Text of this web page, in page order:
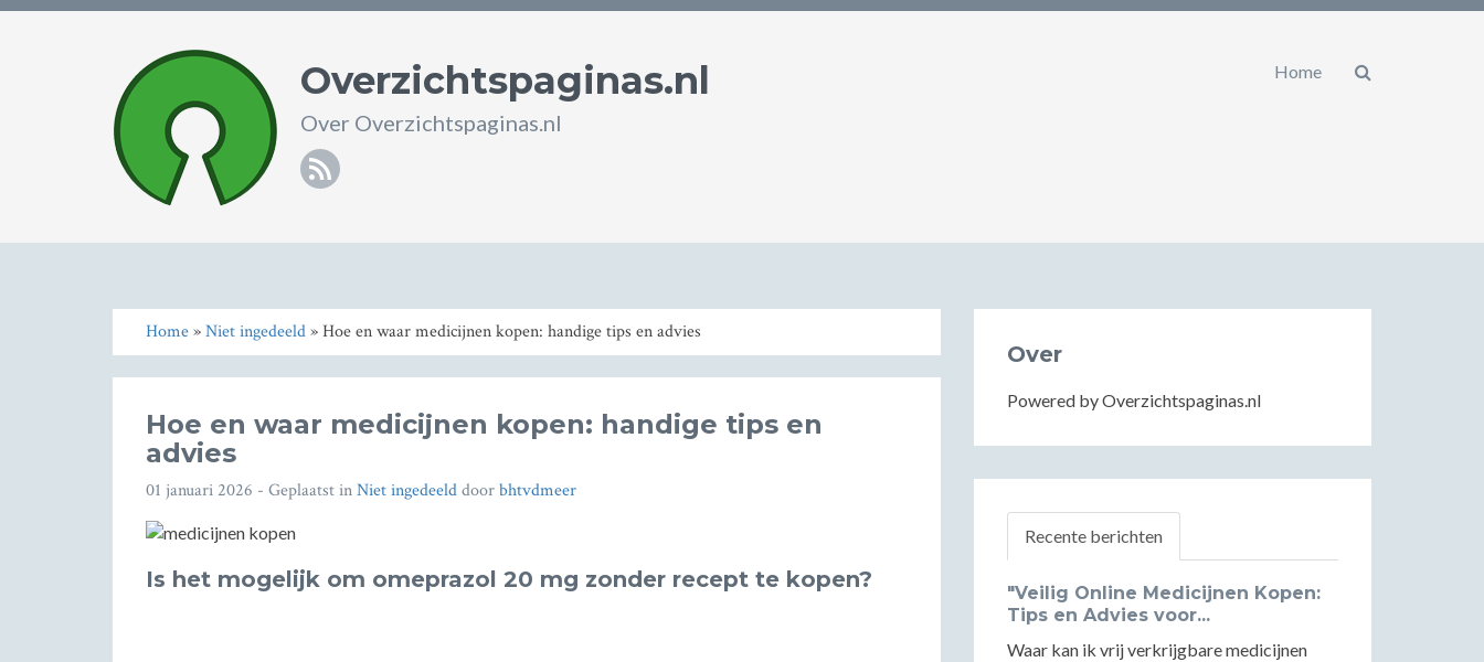
Overzichtspaginas.nl
Over Overzichtspaginas.nl
RSS
Home
Home»Niet ingedeeld» Hoe en waar medicijnen kopen: handige tips en advies
Hoe en waar medicijnen kopen: handige tips en
advies
01 januari 2026 - Geplaatst inNiet ingedeelddoorbhtvdmeer
Is het mogelijk om omeprazol 20 mg zonder recept te kopen?
Over
Powered by Overzichtspaginas.nl
Recente berichten
"Veilig Online Medicijnen Kopen:
Tips en Advies voor...
Waar kan ik vrij verkrijgbare medicijnen